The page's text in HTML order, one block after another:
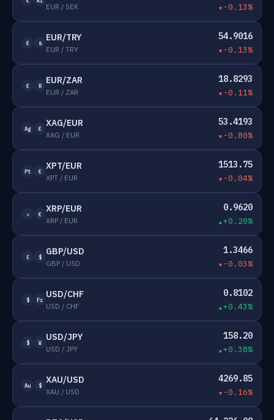
EUR / SEK -0.13%
€ ₺ EUR/TRY
EUR / TRY
54.9016
-0.13%
€ R EUR/ZAR
EUR / ZAR
18.8293
-0.11%
Ag € XAG/EUR
XAG / EUR
53.4193
-0.80%
Pt € XPT/EUR
XPT / EUR
1513.75
-0.04%
✕ € XRP/EUR
XRP / EUR
0.9620
+0.20%
£ $ GBP/USD
GBP / USD
1.3466
-0.03%
$ Fr USD/CHF
USD / CHF
0.8102
+0.43%
$ ¥ USD/JPY
USD / JPY
158.20
+0.38%
Au $ XAU/USD
XAU / USD
4269.85
-0.16%